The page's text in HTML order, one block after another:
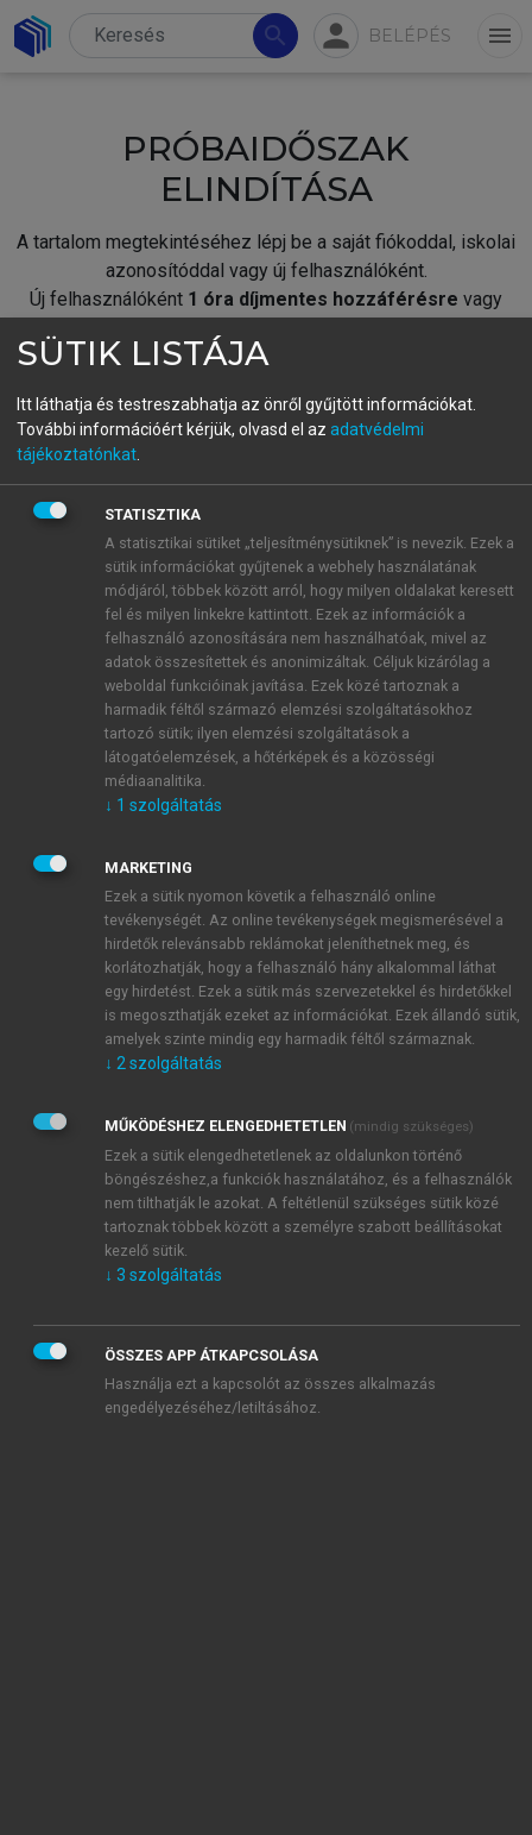
search person BELÉPÉS menu
PRÓBAIDŐSZAK
ELINDÍTÁSA
A tartalom megtekintéséhez lépj be a saját fiókoddal, iskolai
azonosítóddal vagy új felhasználóként.
Új felhasználóként 1 óra díjmentes hozzáférésre vagy
fiókoddal,vagy hozz létre új fiókot.
A regisztráció után apróbaidőszakautomatikusan
BELÉPÉS SAJÁT FIÓKKAL
ÚJ FIÓK LÉTREHOZÁSA
1 óra díjmentes hozzáférés
E-MAIL-CÍM
JELSZÓ
JELSZÓ ÚJRA
Kérek értesítést a MeRSZ újdonságairól, akcióiról.
Kérek értesítést az Akadémiai Kiadó Zrt. újdonságairól,
Adatkezelési tájékoztatóbanfoglaltakat tudomásul
veszem és elfogadom.
Általános vásárlási feltételeket, valamint a szotar.netés a
mersz.huoldalak licencszerződéseiben foglaltakat
tudomásul veszem és elfogadom.
KIPRÓBÁLOM
SÜTIK LISTÁJA
Itt láthatja és testreszabhatja az önről gyűjtött információkat.
További információért kérjük, olvasd el az adatvédelmi
tájékoztatónkat
STATISZTIKA
A statisztikai sütiket „teljesítménysütiknek” is nevezik. Ezek a
sütik információkat gyűjtenek a webhely használatának
módjáról, többek között arról, hogy milyen oldalakat keresett
fel és milyen linkekre kattintott. Ezek az információk a
felhasználó azonosítására nem használhatóak, mivel az
adatok összesítettek és anonimizáltak. Céljuk kizárólag a
weboldal funkcióinak javítása. Ezek közé tartoznak a
harmadik féltől származó elemzési szolgáltatásokhoz
tartozó sütik; ilyen elemzési szolgáltatások a
látogatóelemzések, a hőtérképek és a közösségi
médiaanalitika.
↓ 1 szolgáltatás
MARKETING
Ezek a sütik nyomon követik a felhasználó online
tevékenységét. Az online tevékenységek megismerésével a
hirdetők relevánsabb reklámokat jeleníthetnek meg, és
korlátozhatják, hogy a felhasználó hány alkalommal láthat
egy hirdetést. Ezek a sütik más szervezetekkel és hirdetőkkel
is megoszthatják ezeket az információkat. Ezek állandó sütik,
amelyek szinte mindig egy harmadik féltől származnak.
↓ 2 szolgáltatás
MŰKÖDÉSHEZ ELENGEDHETETLEN (mindig szükséges)
Ezek a sütik elengedhetetlenek az oldalunkon történő
böngészéshez,a funkciók használatához, és a felhasználók
nem tilthatják le azokat. A feltétlenül szükséges sütik közé
tartoznak többek között a személyre szabott beállításokat
kezelő sütik.
↓ 3 szolgáltatás
ÖSSZES APP ÁTKAPCSOLÁSA
Használja ezt a kapcsolót az összes alkalmazás
engedélyezéséhez/letiltásához.